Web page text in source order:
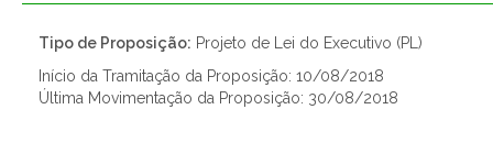
Tipo de Proposição: Projeto de Lei do Executivo (PL)
Início da Tramitação da Proposição: 10/08/2018
Última Movimentação da Proposição: 30/08/2018